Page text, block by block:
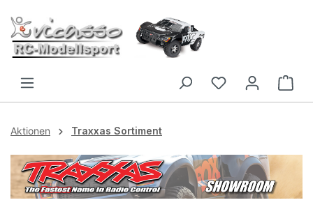
Zum Hauptinhalt springen
Aktionen Traxxas Sortiment